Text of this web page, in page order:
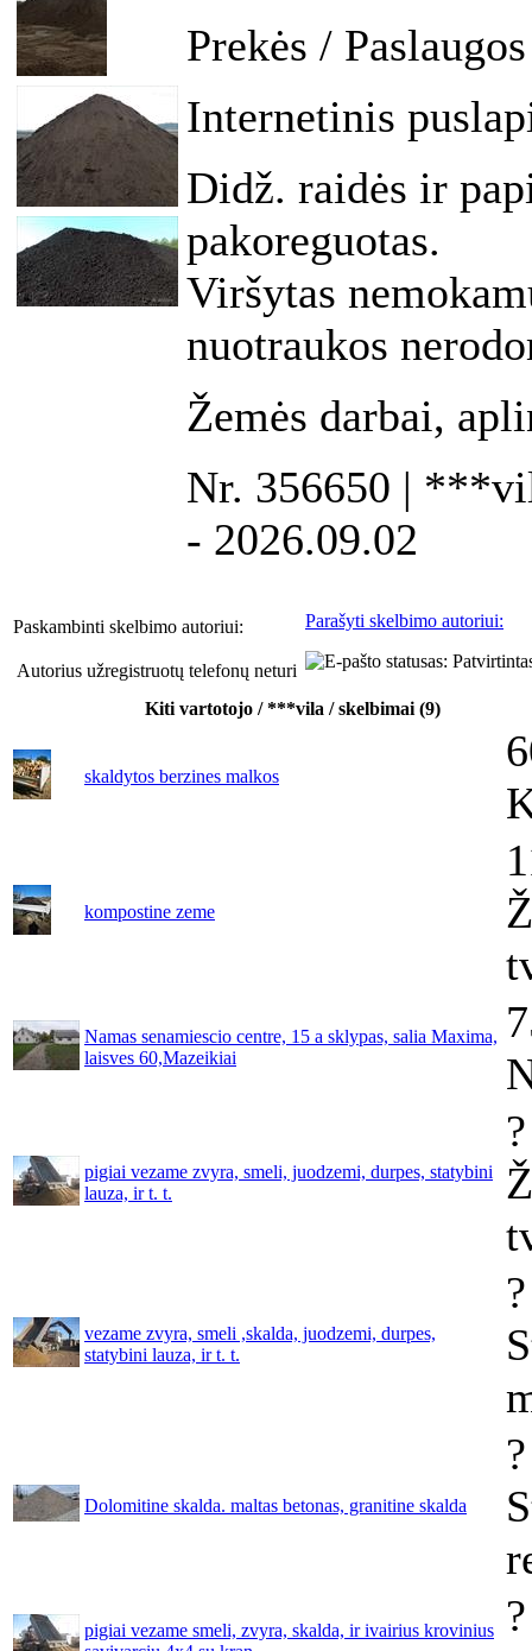
Prekės /
Internetinis
Didž. raidės ir
pakoreguotas.
Viršytas
nuotraukos
Žemės darbai,
Nr. 356650 |
- 2026.09.02
Paskambinti skelbimo autoriui:
Autorius užregistruotų telefonų neturi
Parašyti skelbimo autoriui:
Kiti vartotojo / ***vila / skelbimai (9)
skaldytos berzines malkos
kompostine zeme
Namas senamiescio centre, 15 a sklypas, salia Maxima,
laisves 60,Mazeikiai
pigiai vezame zvyra, smeli, juodzemi, durpes, statybini
lauza, ir t. t.
?
vezame zvyra, smeli ,skalda, juodzemi, durpes,
statybini lauza, ir t. t.
?
Dolomitine skalda. maltas betonas, granitine skalda
?
pigiai vezame smeli, zvyra, skalda, ir ivairius krovinius
?